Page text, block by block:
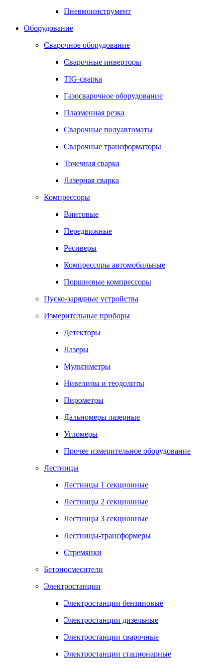
Пневмоинструмент
Оборудование
Сварочное оборудование
Сварочные инверторы
TIG-сварка
Газосварочное оборудование
Плазменная резка
Сварочные полуавтоматы
Сварочные трансформаторы
Точечная сварка
Лазерная сварка
Компрессоры
Винтовые
Передвижные
Ресиверы
Компрессоры автомобильные
Поршневые компрессоры
Пуско-зарядные устройства
Измерительные приборы
Детекторы
Лазеры
Мультиметры
Нивелиры и теодолиты
Пирометры
Дальномеры лазерные
Угломеры
Прочее измерительное оборудование
Лестницы
Лестницы 1 секционные
Лестницы 2 секционные
Лестницы 3 секционные
Лестницы-трансформеры
Стремянки
Бетоносмесители
Электростанции
Электростанции бензиновые
Электростанции дизельные
Электростанции сварочные
Электростанции стационарные